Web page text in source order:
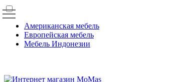
Американская мебель
Европейская мебель
Мебель Индонезии